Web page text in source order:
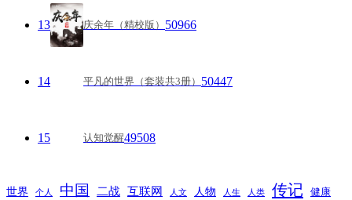
13 庆余年（精校版） 50966
14 平凡的世界（套装共3册） 50447
15 认知觉醒49508
世界 个人 中国 二战 互联网 人文 人物 人生 人类 传记 健康